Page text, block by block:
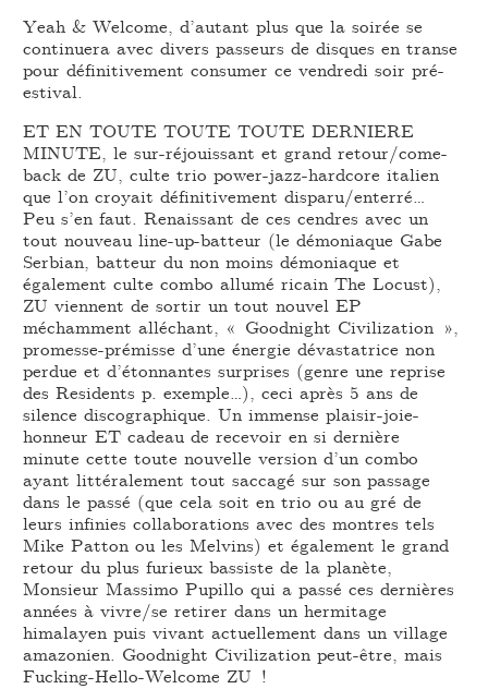
Yeah & Welcome, d’autant plus que la soirée se
continuera avec divers passeurs de disques en transe
pour définitivement consumer ce vendredi soir pré-
estival.
ET EN TOUTE TOUTE TOUTE DERNIERE
MINUTE, le sur-réjouissant et grand retour/come-
back de ZU, culte trio power-jazz-hardcore italien
que l’on croyait définitivement disparu/enterré…
Peu s’en faut. Renaissant de ces cendres avec un
tout nouveau line-up-batteur (le démoniaque Gabe
Serbian, batteur du non moins démoniaque et
également culte combo allumé ricain The Locust),
ZU viennent de sortir un tout nouvel EP
méchamment alléchant, « Goodnight Civilization »,
promesse-prémisse d’une énergie dévastatrice non
perdue et d’étonnantes surprises (genre une reprise
des Residents p. exemple…), ceci après 5 ans de
silence discographique. Un immense plaisir-joie-
honneur ET cadeau de recevoir en si dernière
minute cette toute nouvelle version d’un combo
ayant littéralement tout saccagé sur son passage
dans le passé (que cela soit en trio ou au gré de
leurs infinies collaborations avec des montres tels
Mike Patton ou les Melvins) et également le grand
retour du plus furieux bassiste de la planète,
Monsieur Massimo Pupillo qui a passé ces dernières
années à vivre/se retirer dans un hermitage
himalayen puis vivant actuellement dans un village
amazonien. Goodnight Civilization peut-être, mais
Fucking-Hello-Welcome ZU !